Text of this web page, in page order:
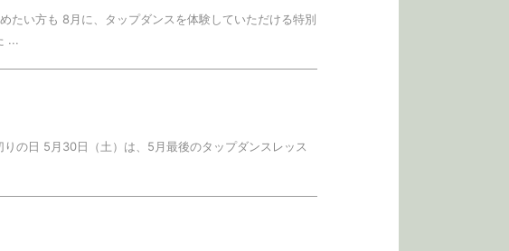
い方も 8月に、タップダンスを体験していただける特別
...
の日 5月30日（土）は、5月最後のタップダンスレッス